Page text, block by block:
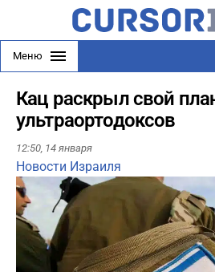
Меню
Кац раскрыл свой
ультраортодоксов
12:50, 14 января
Новости Израиля